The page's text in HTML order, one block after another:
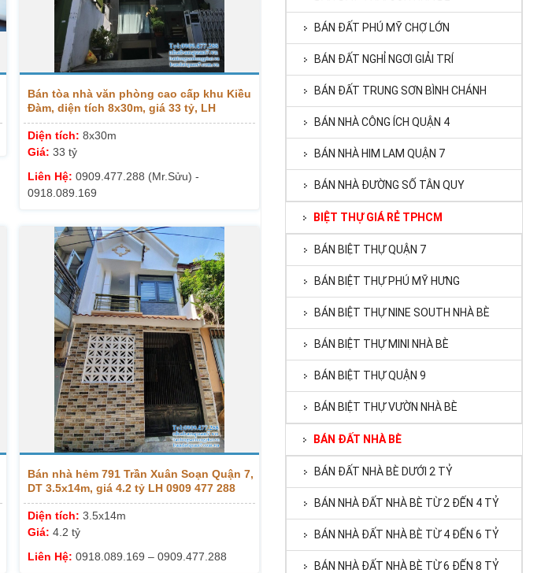
Bán tòa nhà văn phòng cao cấp khu Kiều
Đàm, diện tích 8x30m, giá 33 tỷ, LH
0909477288
Diện tích: 8x30m
Giá: 33 tỷ
Liên Hệ: 0909.477.288 (Mr.Sửu) -
0918.089.169
Bán nhà hẻm 791 Trần Xuân Soạn Quận 7,
DT 3.5x14m, giá 4.2 tỷ LH 0909 477 288
Diện tích: 3.5x14m
Giá: 4.2 tỷ
Liên Hệ: 0918.089.169 – 0909.477.288
BÁN ĐẤT PHÚ MỸ CHỢ LỚN
BÁN ĐẤT NGHỈ NGƠI GIẢI TRÍ
BÁN ĐẤT TRUNG SƠN BÌNH CHÁNH
BÁN NHÀ CÔNG ÍCH QUẬN 4
BÁN NHÀ HIM LAM QUẬN 7
BÁN NHÀ ĐƯỜNG SỐ TÂN QUY
BIỆT THỰ GIÁ RẺ TPHCM
BÁN BIỆT THỰ QUẬN 7
BÁN BIỆT THỰ PHÚ MỸ HƯNG
BÁN BIỆT THỰ NINE SOUTH NHÀ BÈ
BÁN BIỆT THỰ MINI NHÀ BÈ
BÁN BIỆT THỰ QUẬN 9
BÁN BIỆT THỰ VƯỜN NHÀ BÈ
BÁN ĐẤT NHÀ BÈ
BÁN ĐẤT NHÀ BÈ DƯỚI 2 TỶ
BÁN NHÀ ĐẤT NHÀ BÈ TỪ 2 ĐẾN 4 TỶ
BÁN NHÀ ĐẤT NHÀ BÈ TỪ 4 ĐẾN 6 TỶ
BÁN NHÀ ĐẤT NHÀ BÈ TỪ 6 ĐẾN 8 TỶ